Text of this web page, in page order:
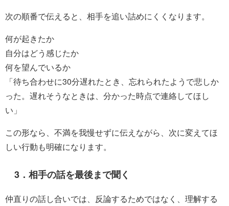
次の順番で伝えると、相手を追い詰めにくくなります。
何が起きたか
自分はどう感じたか
何を望んでいるか
「待ち合わせに30分遅れたとき、忘れられたようで悲しか
った。遅れそうなときは、分かった時点で連絡してほし
い」
この形なら、不満を我慢せずに伝えながら、次に変えてほ
しい行動も明確になります。
3．相手の話を最後まで聞く
仲直りの話し合いでは、反論するためではなく、理解する